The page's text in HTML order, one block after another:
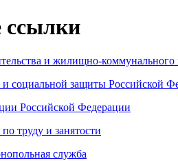
ссылки
и жилищно-коммунального
и социальной защиты Российской
Российской Федерации
труду и занятости
служба